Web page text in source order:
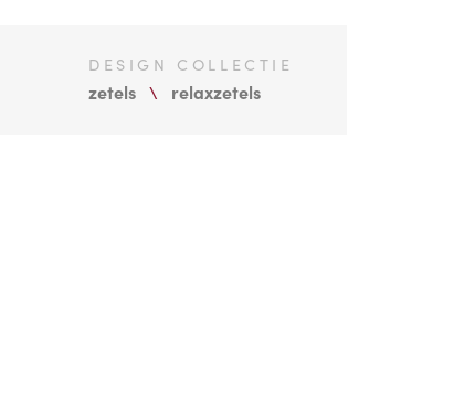
DESIGN COLLECTIE
zetels relaxzetels